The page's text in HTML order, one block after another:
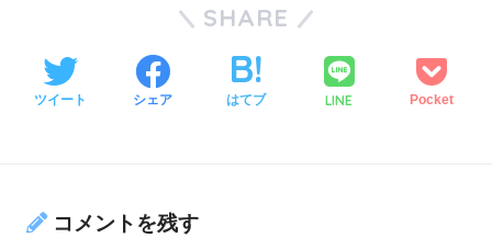
SHARE
ツイート シェア はてブ LINE Pocket
コメントを残す